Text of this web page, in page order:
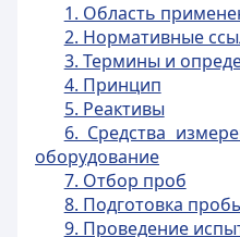
1. Область
2. Нормативные
3. Термины и
4. Принцип
5. Реактивы
6. Средства
оборудование
7. Отбор проб
8. Подготовка
9. Проведение